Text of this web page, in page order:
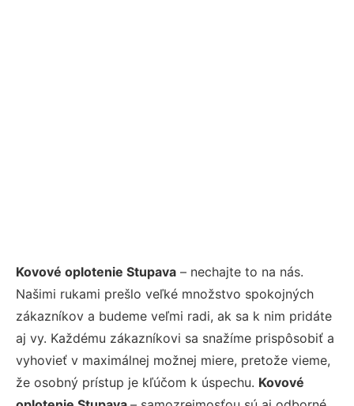
Kovové oplotenie Stupava – nechajte to na nás.
Našimi rukami prešlo veľké množstvo spokojných
zákazníkov a budeme veľmi radi, ak sa k nim pridáte
aj vy. Každému zákazníkovi sa snažíme prispôsobiť a
vyhovieť v maximálnej možnej miere, pretože vieme,
že osobný prístup je kľúčom k úspechu. Kovové